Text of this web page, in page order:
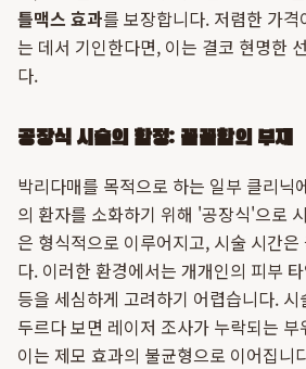
틀맥스 효과를 보장합니다. 저렴한 가
는 데서 기인한다면, 이는 결코 현명한
다.
공장식 시술의 함정: 꼼꼼함의 부재
박리다매를 목적으로 하는 일부 클리닉
의 환자를 소화하기 위해 '공장식'으로
은 형식적으로 이루어지고, 시술 시간
다. 이러한 환경에서는 개개인의 피부
등을 세심하게 고려하기 어렵습니다.
두르다 보면 레이저 조사가 누락되는
이는 제모 효과의 불균형으로 이어집니